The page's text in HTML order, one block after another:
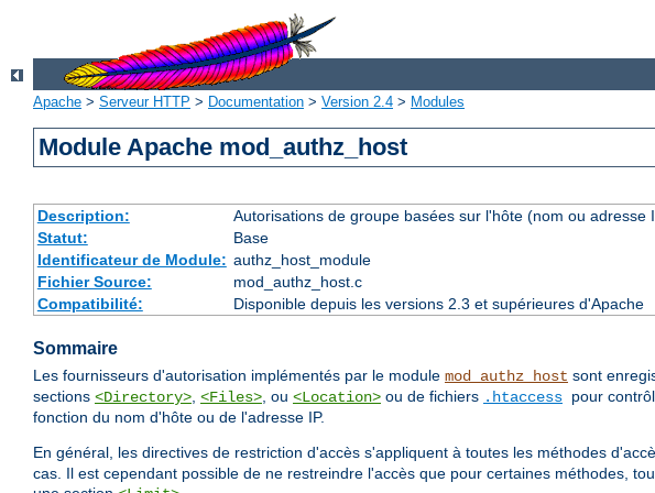
Apache > Serveur HTTP > Documentation > Version 2.4 > Modules
Module Apache mod_authz_host
Description:
Autorisations de groupe basées sur l'hôte (nom ou adresse
Statut:
Base
Identificateur de Module: authz_host_module
Fichier Source:
mod_authz_host.c
Compatibilité:
Disponible depuis les versions 2.3 et supérieures d'Apache
Sommaire
Les fournisseurs d'autorisation implémentés par le module mod_authz_host sont
sections <Directory>, <Files>, ou <Location> ou de fichiers .htaccess pour
fonction du nom d'hôte ou de l'adresse IP.
En général, les directives de restriction d'accès s'appliquent à toutes les méthodes
cas. Il est cependant possible de ne restreindre l'accès que pour certaines méthodes,